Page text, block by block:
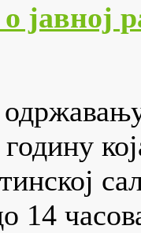
јавној
14